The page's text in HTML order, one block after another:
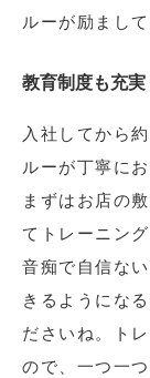
ルーが励まし
教育制度も充実
入社してから
ルーが丁寧に
まずはお店の
てトレーニン
音痴で自信な
きるようにな
ださいね。ト
ので、一つ一